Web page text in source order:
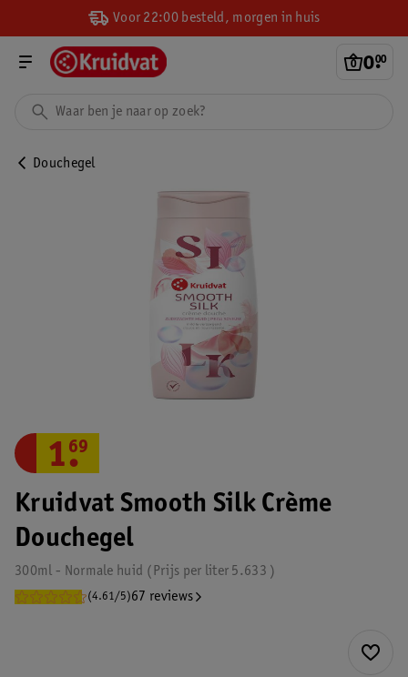
Voor 22:00 besteld, morgen in huis
0.
00
Douchegel
Kruidvat Smooth Silk Crème
Douchegel
300ml - Normale huid 5.633
Prijs per liter
(4.61/5)67 reviews
1.
69